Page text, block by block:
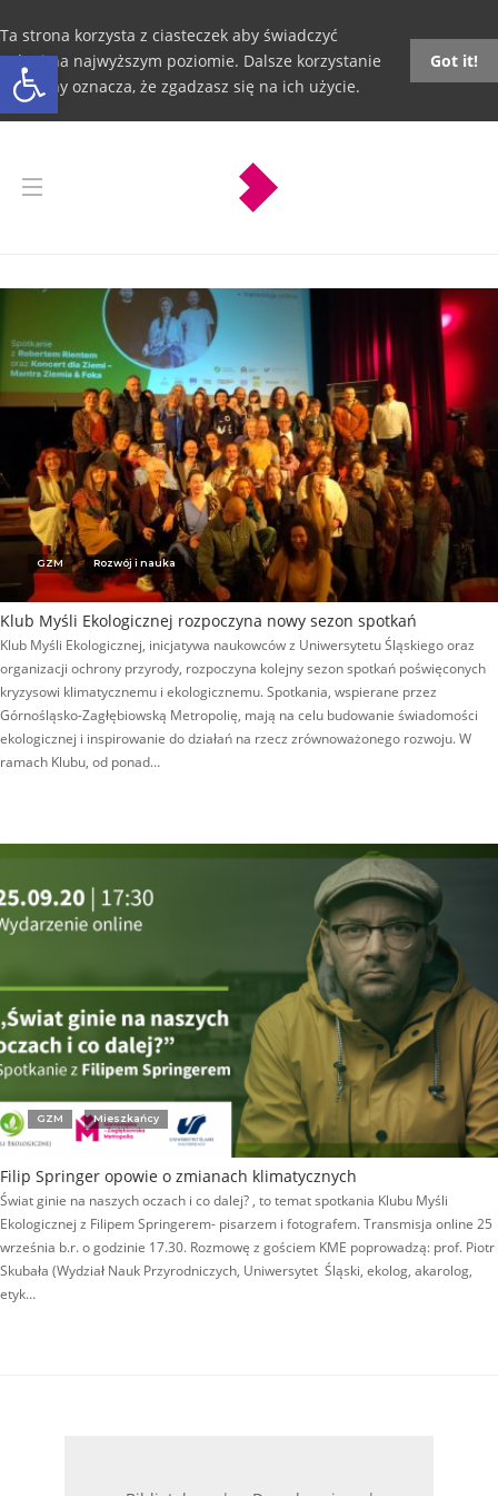
Otwórz pasek narzędzi
Ta strona korzysta z ciasteczek aby świadczyć
usługi na najwyższym poziomie. Dalsze korzystanie
ze strony oznacza, że zgadzasz się na ich użycie.
Got it!
GZM Rozwój i nauka
Klub Myśli Ekologicznej rozpoczyna nowy sezon spotkań
Klub Myśli Ekologicznej, inicjatywa naukowców z Uniwersytetu Śląskiego oraz
organizacji ochrony przyrody, rozpoczyna kolejny sezon spotkań poświęconych
kryzysowi klimatycznemu i ekologicznemu. Spotkania, wspierane przez
Górnośląsko-Zagłębiowską Metropolię, mają na celu budowanie świadomości
ekologicznej i inspirowanie do działań na rzecz zrównoważonego rozwoju. W
ramach Klubu, od ponad…
GZM Mieszkańcy
Filip Springer opowie o zmianach klimatycznych
Świat ginie na naszych oczach i co dalej? , to temat spotkania Klubu Myśli
Ekologicznej z Filipem Springerem- pisarzem i fotografem. Transmisja online 25
września b.r. o godzinie 17.30. Rozmowę z gościem KME poprowadzą: prof. Piotr
Skubała (Wydział Nauk Przyrodniczych, Uniwersytet Śląski, ekolog, akarolog,
etyk…